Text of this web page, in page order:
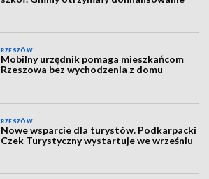
RZESZÓW
Mobilny urzędnik pomaga mieszkańcom
Rzeszowa bez wychodzenia z domu
RZESZÓW
Nowe wsparcie dla turystów. Podkarpacki
Czek Turystyczny wystartuje we wrześniu